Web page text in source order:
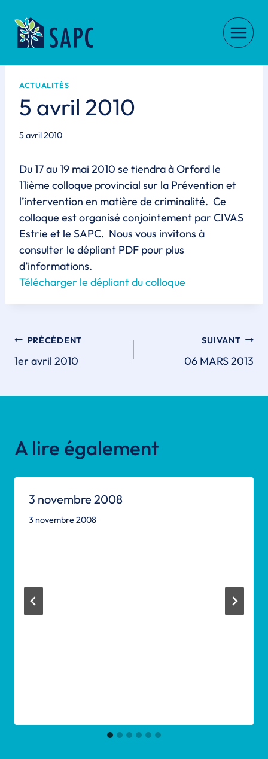
content
ACTUALITÉS
5 avril 2010
5 avril 2010
Du 17 au 19 mai 2010 se tiendra à Orford le
11ième colloque provincial sur la Prévention et
l’intervention en matière de criminalité. Ce
colloque est organisé conjointement par CIVAS
Estrie et le SAPC. Nous vous invitons à
consulter le dépliant PDF pour plus
d’informations.
Télécharger le dépliant du colloque
Navigation
de
l'article
PRÉCÉDENT
1er avril 2010
SUIVANT
06 MARS 2013
A lire également
3 novembre 2008
3 novembre 2008